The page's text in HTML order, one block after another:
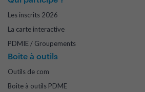
Les inscrits 2026
La carte interactive
PDMIE / Groupements
Boite à outils
Outils de com
Boîte à outils PDME